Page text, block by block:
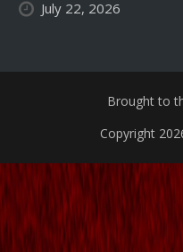
July 22, 2026
Brought to
Copyright